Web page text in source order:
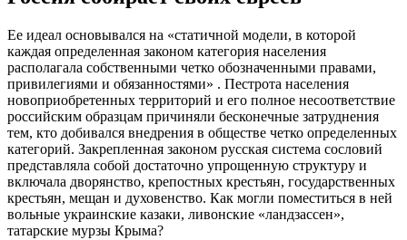
Ее идеал основывался на «статичной модели, в которой
каждая определенная законом категория населения
располагала собственными четко обозначенными правами,
привилегиями и обязанностями» . Пестрота населения
новоприобретенных территорий и его полное несоответствие
российским образцам причиняли бесконечные затруднения
тем, кто добивался внедрения в обществе четко определенных
категорий. Закрепленная законом русская система сословий
представляла собой достаточно упрощенную структуру и
включала дворянство, крепостных крестьян, государственных
крестьян, мещан и духовенство. Как могли поместиться в ней
вольные украинские казаки, ливонские «ландзассен»,
татарские мурзы Крыма?